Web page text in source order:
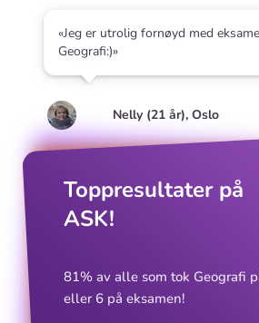
«Jeg er utrolig fornøyd med
Geografi:)»
Nelly (21 år), Oslo
Toppresultater på
ASK!
81% av alle som tok Geografi
eller 6 på eksamen!